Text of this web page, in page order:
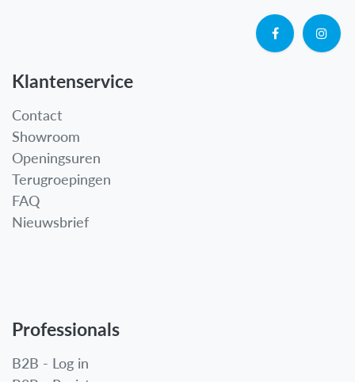
Klantenservice
Contact
Showroom
Openingsuren
Terugroepingen
FAQ
Nieuwsbrief
Professionals
B2B - Log in